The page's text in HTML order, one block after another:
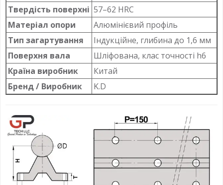
Твердість поверхні 57–62 HRC
Матеріал опори
Алюмінієвий профіль
Тип загартування
Індукційне, глибина до 1,6 мм
Поверхня вала
Шліфована, клас точності h6
Країна виробник
Китай
Бренд / Виробник
K.D